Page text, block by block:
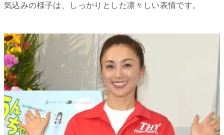
気込みの様子は、しっかりとした凛々しい表情です。